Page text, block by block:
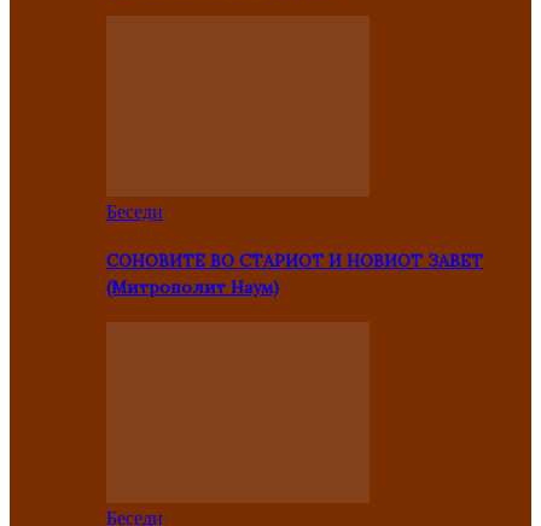
Беседи
СОНОВИТЕ ВО СТАРИОТ И НОВИОТ ЗАВЕТ
(Митрополит Наум)
Беседи